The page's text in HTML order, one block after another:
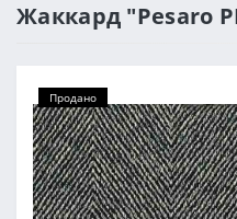
Жаккард "Pesaro
Продано